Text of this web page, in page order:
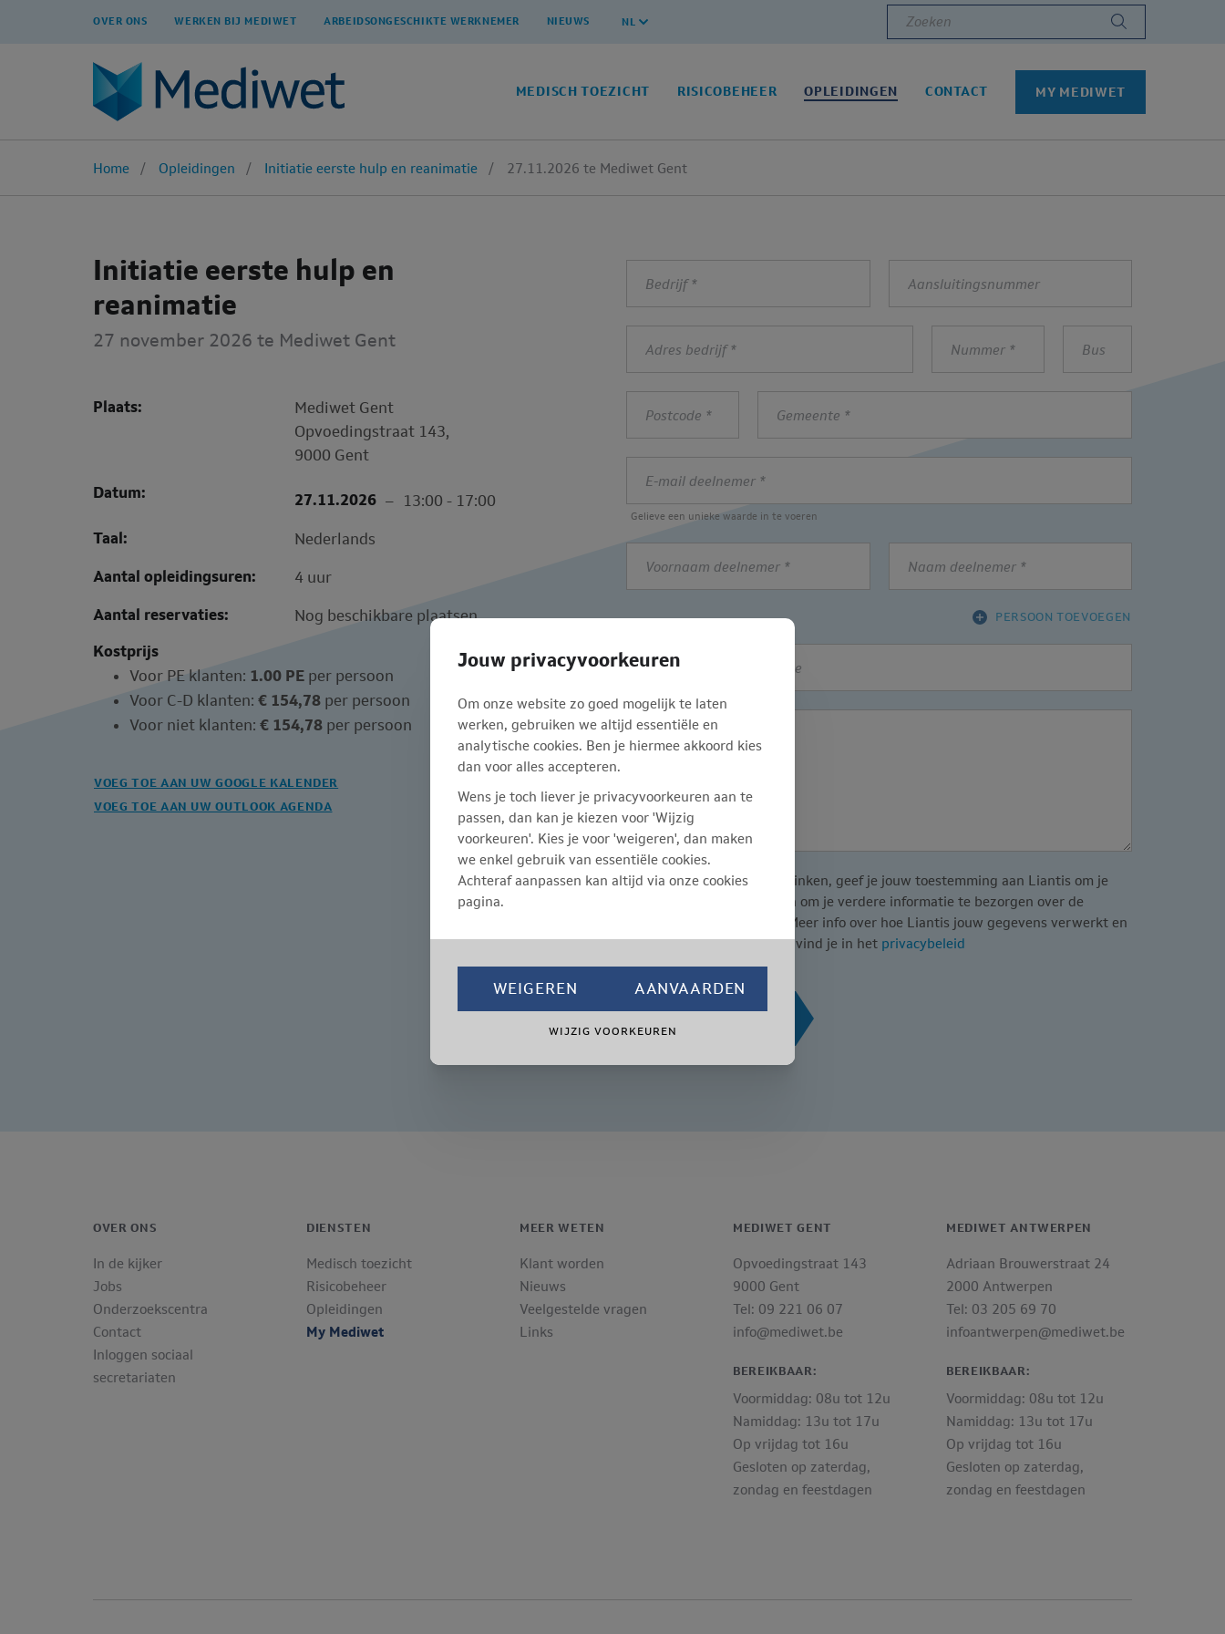
OVER ONS WERKEN BIJ MEDIWET ARBEIDSONGESCHIKTE WERKNEMER NIEUWS NL Zoeken
MEDISCH TOEZICHT RISICOBEHEER OPLEIDINGEN CONTACT MY MEDIWET
Home Opleidingen Initiatie eerste hulp en reanimatie 27.11.2026 te Mediwet Gent
Initiatie eerste hulp en
reanimatie
27 november 2026 te Mediwet Gent
Plaats:
Mediwet Gent
Opvoedingstraat 143,
9000 Gent
Datum: 27.11.2026 – 13:00 - 17:00
Taal: Nederlands
Aantal opleidingsuren: 4 uur
Aantal reservaties: Nog beschikbare plaatsen
Kostprijs
Voor PE klanten: 1.00 PE per persoon
Voor C-D klanten: € 154,78 per persoon
Voor niet klanten: € 154,78 per persoon
VOEG TOE AAN UW GOOGLE KALENDER
VOEG TOE AAN UW OUTLOOK AGENDA
bedrijf
mail
deelnemer
*
Gelieve een unieke waarde in te voeren
deelnemer
deelnemer
PERSOON TOEVOEGEN
E-
verantwoordelijke
Opmerkingen
Door dit vakje aan te vinken, geef je jouw toestemming aan Liantis om je
gegevens te gebruiken om je verdere informatie te bezorgen over de
diensten van Liantis. Meer info over hoe Liantis jouw gegevens verwerkt en
welke rechten je hebt, vind je in het privacybeleid
OVER ONS
In de kijker
Jobs
Onderzoekscentra
Contact
Inloggen sociaal
secretariaten
DIENSTEN
Medisch toezicht
Risicobeheer
Opleidingen
My Mediwet
MEER WETEN
Klant worden
Nieuws
Veelgestelde vragen
Links
MEDIWET GENT
Opvoedingstraat 143
9000 Gent
Tel: 09 221 06 07
info@mediwet.be
BEREIKBAAR:
Voormiddag: 08u tot 12u
Namiddag: 13u tot 17u
Op vrijdag tot 16u
Gesloten op zaterdag,
zondag en feestdagen
MEDIWET ANTWERPEN
Adriaan Brouwerstraat 24
2000 Antwerpen
Tel: 03 205 69 70
infoantwerpen@mediwet.be
BEREIKBAAR:
Voormiddag: 08u tot 12u
Namiddag: 13u tot 17u
Op vrijdag tot 16u
Gesloten op zaterdag,
zondag en feestdagen
Jouw privacyvoorkeuren
Om onze website zo goed mogelijk te laten
werken, gebruiken we altijd essentiële en
analytische cookies. Ben je hiermee akkoord kies
dan voor alles accepteren.
Wens je toch liever je privacyvoorkeuren aan te
passen, dan kan je kiezen voor 'Wijzig
voorkeuren'. Kies je voor 'weigeren', dan maken
we enkel gebruik van essentiële cookies.
Achteraf aanpassen kan altijd via onze cookies
pagina.
WEIGEREN AANVAARDEN
WIJZIG VOORKEUREN